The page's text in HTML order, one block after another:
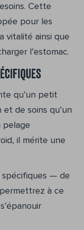
Cette
pour les
vitalité ainsi que
l’estomac.
qu’un petit
de soins qu’un
pelage
il mérite une
spécifiques — de
à ce